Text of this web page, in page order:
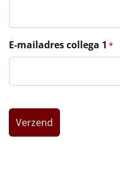
Mannen
Leuke
E-mailadres collega 1 *